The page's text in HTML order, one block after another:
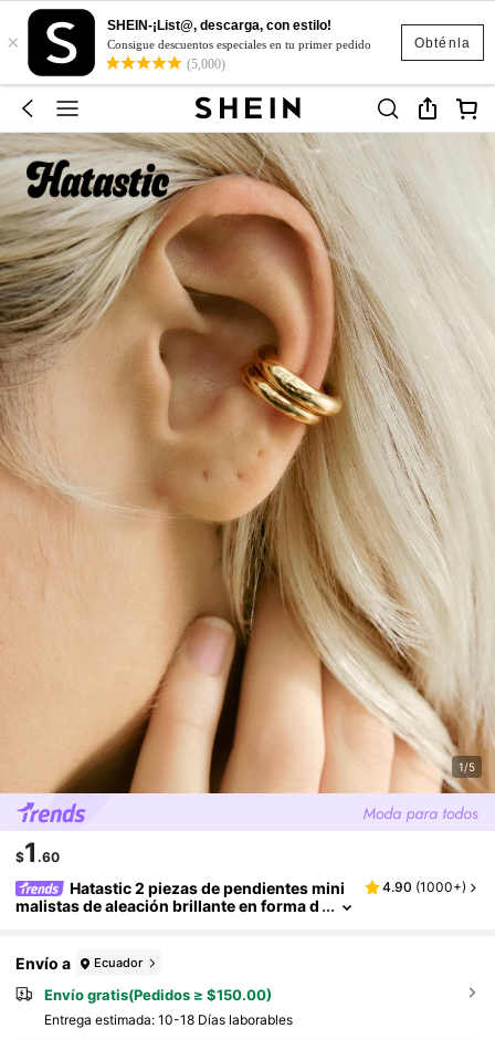
Obténla
×
SHEIN-¡List@, descarga, con estilo!
Consigue descuentos especiales en tu primer pedido
(5,000)
1/5
$1 .60
Hatastic 2 piezas de pendientes mini
malistas de aleación brillante en forma d
ción, cómodos y suaves para mujeres y niña
s, de vuelta a la escuela
4.90 (1000+)
Envío a Ecuador
Envío gratis(Pedidos ≥ $150.00)
Entrega estimada: 10-18 Días laborables